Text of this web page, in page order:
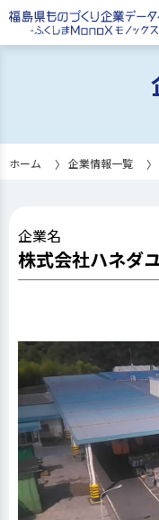
ホーム 企業情報一覧
企業名
株式会社ハネダ